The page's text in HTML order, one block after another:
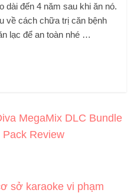
dài đến 4 năm sau khi ăn nó.
về cách chữa trị căn bệnh
lạc để an toàn nhé …
MegaMix DLC Bundle
Review
sở karaoke vi phạm